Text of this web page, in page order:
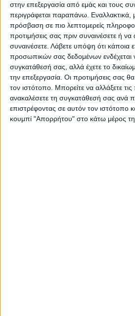
στην επεξεργασία από εμάς και τους
περιγράφεται παραπάνω. Εναλλακτικά,
πρόσβαση σε πιο λεπτομερείς
προτιμήσεις σας πριν συναινέσετε ή να
συναινέσετε. Λάβετε υπόψη ότι κάποια
προσωπικών σας δεδομένων ενδέχεται
συγκατάθεσή σας, αλλά έχετε το
την επεξεργασία. Οι προτιμήσεις σας
τον ιστότοπο. Μπορείτε να αλλάξετε
ανακαλέσετε τη συγκατάθεσή σας ανά
επιστρέφοντας σε αυτόν τον ιστότοπο
κουμπί "Απορρήτου" στο κάτω μέρος
ΝΕΟΣ ΑΓΩΝ
https://neosagon.gr
Η Αρχαιότερη Καθημερινή Πρωινή
ΠΑΡΟΜΟΙΑ ΑΡΘΡΑ